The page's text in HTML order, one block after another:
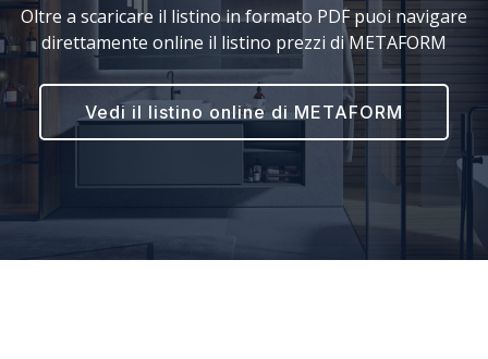
Oltre a scaricare il listino in formato PDF puoi navigare
direttamente online il listino prezzi di METAFORM
Vedi il listino online di METAFORM